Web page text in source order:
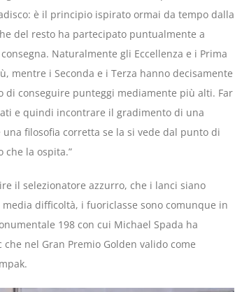
è il principio ispirato ormai da tempo dalla
del resto ha partecipato puntualmente a
Naturalmente gli Eccellenza e i Prima
mentre i Seconda e i Terza hanno decisamente
di conseguire punteggi mediamente più alti. Far
e quindi incontrare il gradimento di una
filosofia corretta se la si vede dal punto di
che la ospita.”
il selezionatore azzurro, che i lanci siano
difficoltà, i fuoriclasse sono comunque in
198 con cui Michael Spada ha
nel Gran Premio Golden valido come